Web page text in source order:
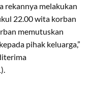
rekannya melakukan
22.00 wita korban
memutuskan
pihak keluarga,”